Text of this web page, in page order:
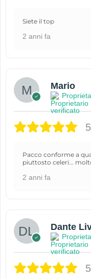
Siete il top
2 anni fa
Mario
Pacco conforme a
piuttosto celeri...
2 anni fa
Dante